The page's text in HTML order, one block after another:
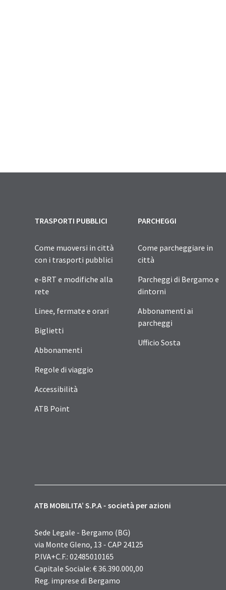
TRASPORTI PUBBLICI
Come muoversi in città
con i trasporti pubblici
e-BRT e modifiche alla
rete
Linee, fermate e orari
Biglietti
Abbonamenti
Regole di viaggio
Accessibilità
ATB Point
PARCHEGGI
Come parcheggiare in
città
Parcheggi di Bergamo e
dintorni
Abbonamenti ai
parcheggi
Ufficio Sosta
ATB MOBILITA’ S.P.A - società per azioni
Sede Legale - Bergamo (BG)
via Monte Gleno, 13 - CAP 24125
P.IVA+C.F.: 02485010165
Capitale Sociale: € 36.390.000,00
Reg. imprese di Bergamo